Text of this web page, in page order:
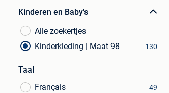
Kinderen en Baby's
Alle zoekertjes
Kinderkleding | Maat 98
130
Taal
Français
49